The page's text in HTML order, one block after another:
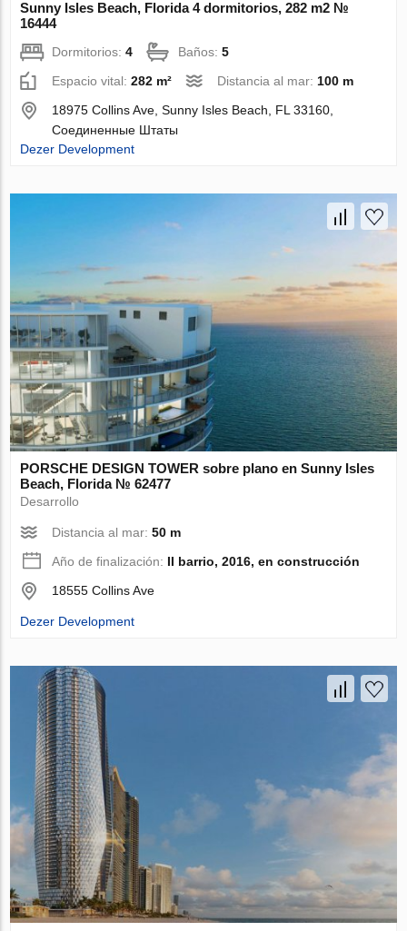
Sunny Isles Beach, Florida 4 dormitorios, 282 m2 №
16444
Dormitorios:4 Baños:5
Espacio vital:282 m² Distancia al mar: 100 m
18975 Collins Ave, Sunny Isles Beach, FL 33160,
Соединенные Штаты
Dezer Development
PORSCHE DESIGN TOWER sobre plano en Sunny Isles
Beach, Florida № 62477
Desarrollo
Distancia al mar:50 m
Año de finalización: II barrio, 2016, en construcción
18555 Collins Ave
Dezer Development